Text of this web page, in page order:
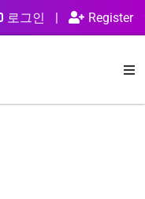
로그인 | Register